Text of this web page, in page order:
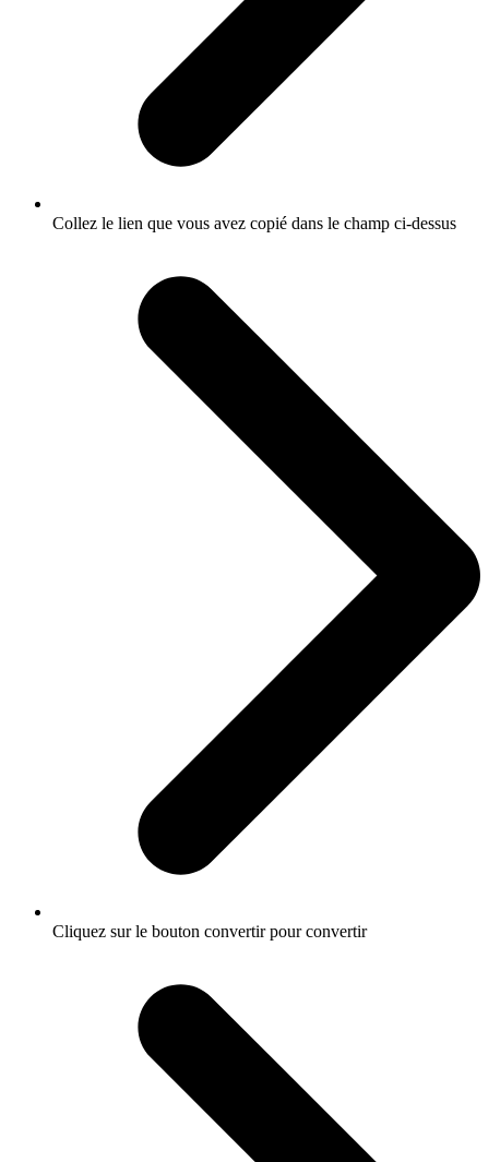
Collez le lien que vous avez copié dans le champ ci-dessus
Cliquez sur le bouton convertir pour convertir